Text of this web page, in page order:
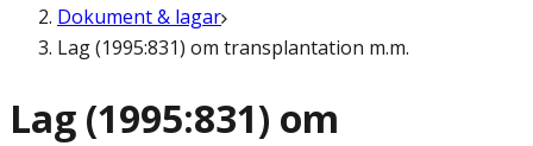
Dokument & lagar
Lag (1995:831) om transplantation m.m.
Lag (1995:831) om